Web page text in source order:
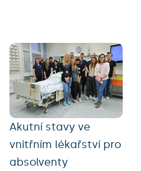
Akutní stavy ve
vnitřním lékařství pro
absolventy